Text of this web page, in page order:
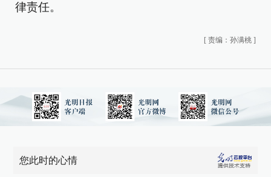
律责任。
[ 责编：孙满桃 ]
您此时的心情